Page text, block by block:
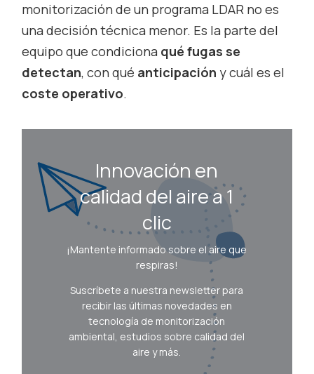
monitorización de un programa LDAR no es
una decisión técnica menor. Es la parte del
equipo que condiciona qué fugas se
detectan, con qué anticipación y cuál es el
coste operativo.
Innovación en
calidad del aire a 1
clic
¡Mantente informado sobre el aire que
respiras!
Suscríbete a nuestra newsletter para
recibir las últimas novedades en
tecnología de monitorización
ambiental, estudios sobre calidad del
aire y más.